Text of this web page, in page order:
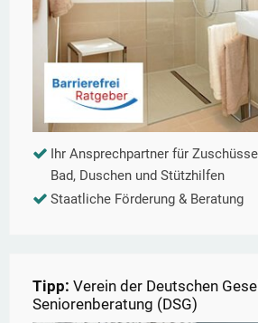
Ihr Ansprechpartner für
Bad, Duschen und Stützhilfen
Staatliche Förderung & Beratung
Tipp: Verein der Deutschen
Seniorenberatung (DSG)